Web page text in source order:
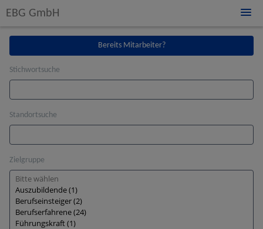
to
EBG GmbH
Login
Registrierung
Bereits Mitarbeiter?
Stichwortsuche
Standortsuche
Zielgruppe